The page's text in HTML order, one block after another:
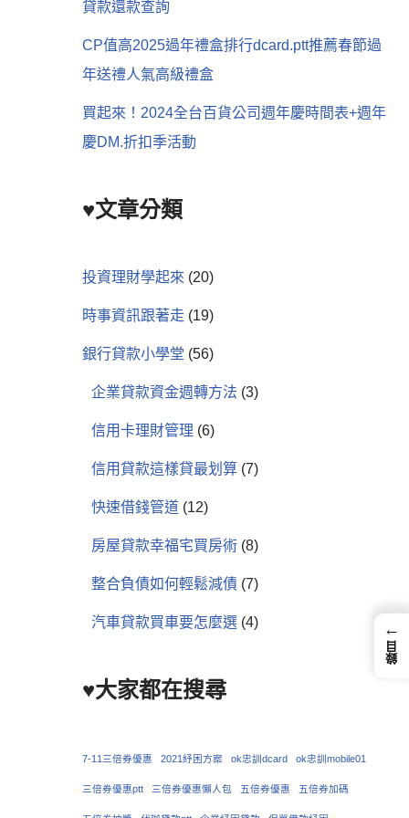
貸款還款查詢
CP值高2025過年禮盒排行dcard.ptt推薦春節過
年送禮人氣高級禮盒
買起來！2024全台百貨公司週年慶時間表+週年
慶DM.折扣季活動
♥文章分類
投資理財學起來 (20)
時事資訊跟著走 (19)
銀行貸款小學堂 (56)
企業貸款資金週轉方法 (3)
信用卡理財管理 (6)
信用貸款這樣貸最划算(7)
快速借錢管道(12)
房屋貸款幸福宅買房術(8)
整合負債如何輕鬆減債(7)
汽車貸款買車要怎麼選(4)
♥大家都在搜尋
7-11三倍券優惠 2021紓困方案 ok忠訓dcard ok忠訓mobile01
三倍券優惠ptt 三倍券優惠懶人包 五倍券優惠 五倍券加碼
←
錄目